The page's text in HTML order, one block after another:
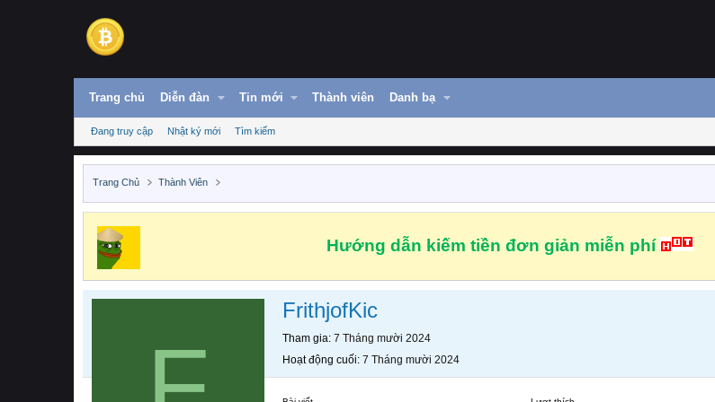
Trang chủ Diễn đàn Tin mới Thành viên Danh bạ
Đang truy cập Nhật ký mới Tìm kiếm
Trang Chủ Thành Viên
Hướng dẫn kiếm tiền đơn giản miễn phí
FrithjofKic
Tham gia 7 Tháng mười 2024
Hoạt động cuối 7 Tháng mười 2024